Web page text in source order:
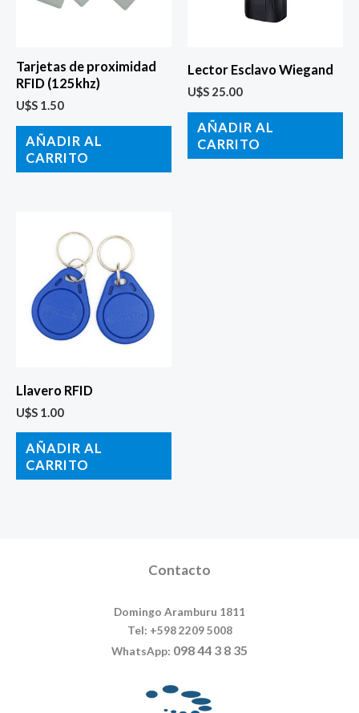
Tarjetas de proximidad
RFID (125khz)
U$S 1.50
AÑADIR AL
CARRITO
Lector Esclavo Wiegand
U$S 25.00
AÑADIR AL
CARRITO
Llavero RFID
U$S 1.00
AÑADIR AL
CARRITO
Contacto
Domingo Aramburu 1811
Tel: +598 2209 5008
WhatsApp: 098 44 3 8 35